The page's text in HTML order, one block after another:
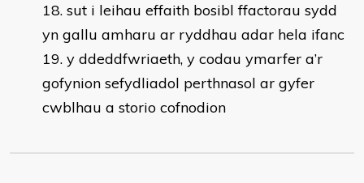
sut i leihau effaith bosibl ffactorau sydd
yn gallu amharu ar ryddhau adar hela ifanc
y ddeddfwriaeth, y codau ymarfer a’r
gofynion sefydliadol perthnasol ar gyfer
cwblhau a storio cofnodion